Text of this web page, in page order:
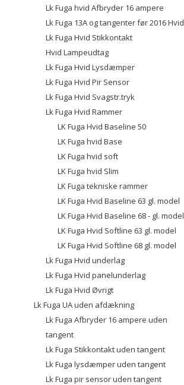
Lk Fuga hvid Afbryder 16 ampere
Lk Fuga 13A og tangenter før 2016 Hvid
Lk Fuga Hvid Stikkontakt
Hvid Lampeudtag
Lk Fuga Hvid Lysdæmper
Lk Fuga Hvid Pir Sensor
Lk Fuga Hvid Svagstr.tryk
Lk Fuga Hvid Rammer
LK Fuga Hvid Baseline 50
LK Fuga hvid Base
LK Fuga hvid soft
LK Fuga hvid Slim
LK Fuga tekniske rammer
LK Fuga Hvid Baseline 63 gl. model
LK Fuga Hvid Baseline 68 - gl. model
LK Fuga Hvid Softline 63 gl. model
LK Fuga Hvid Softline 68 gl. model
Lk Fuga Hvid underlag
Lk Fuga Hvid panelunderlag
Lk Fuga Hvid Øvrigt
Lk Fuga UA uden afdækning
Lk Fuga Afbryder 16 ampere uden
tangent
Lk Fuga Stikkontakt uden tangent
Lk Fuga lysdæmper uden tangent
Lk Fuga pir sensor uden tangent